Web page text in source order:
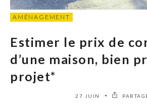
AMÉNAGEMENT
Estimer le prix de
d’une maison, bien
projet*
27 JUIN